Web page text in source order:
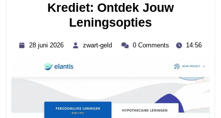
Krediet: Ontdek Jouw
Leningsopties
Een
Krediet:
Ontdek
Jouw
28 juni 2026
2026
zwart-geld
zwart- 0 Comments 14:56